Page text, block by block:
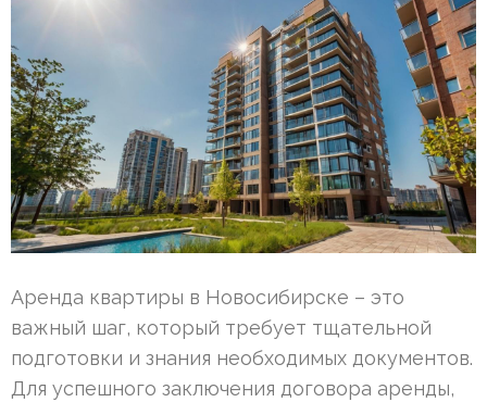
Аренда квартиры в Новосибирске – это
важный шаг, который требует тщательной
подготовки и знания необходимых документов.
Для успешного заключения договора аренды,